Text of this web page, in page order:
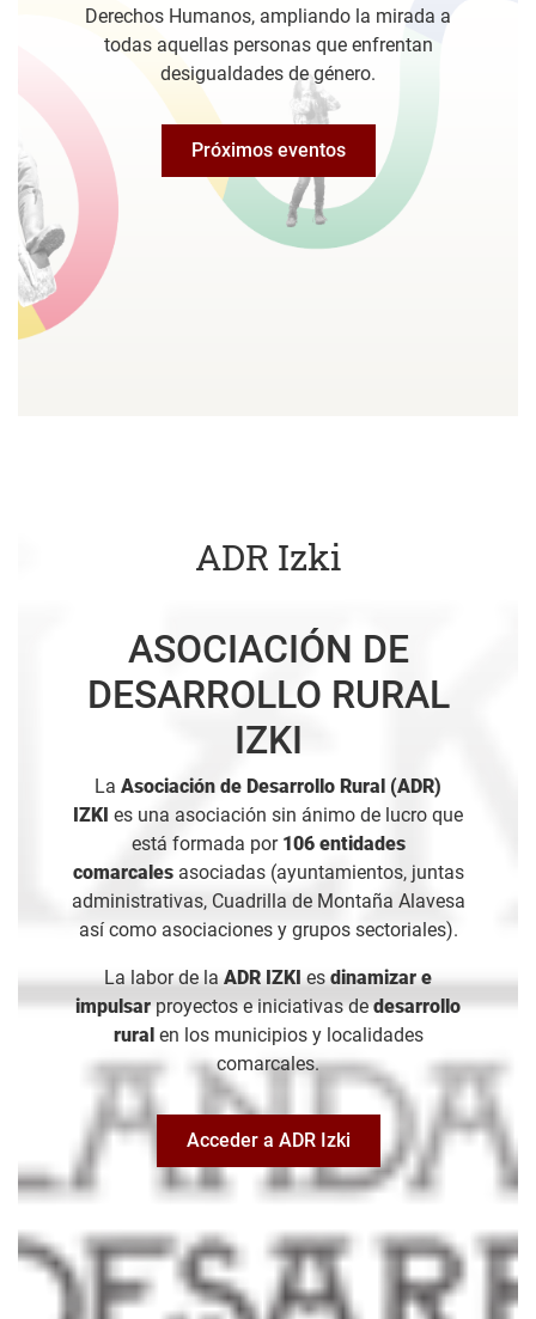
Derechos Humanos, ampliando la mirada a
todas aquellas personas que enfrentan
desigualdades de género.
Próximos eventos
ADR Izki
ASOCIACIÓN DE
DESARROLLO RURAL
IZKI
La Asociación de Desarrollo Rural (ADR)
IZKI es una asociación sin ánimo de lucro que
está formada por 106 entidades
comarcalesasociadas (ayuntamientos, juntas
administrativas, Cuadrilla de Montaña Alavesa
así como asociaciones y grupos sectoriales).
La labor de la ADR IZKI es dinamizar e
impulsarproyectos e iniciativas dedesarrollo
ruralen los municipios y localidades
comarcales.
Acceder a ADR Izki